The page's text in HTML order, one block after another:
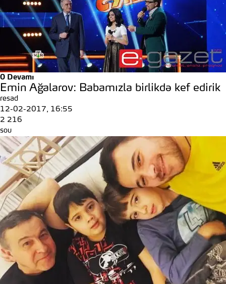
0 Devamı
Emin Ağalarov: Babamızla birlikdə kef edirik
resad
12-02-2017, 16:55
2 216
sou